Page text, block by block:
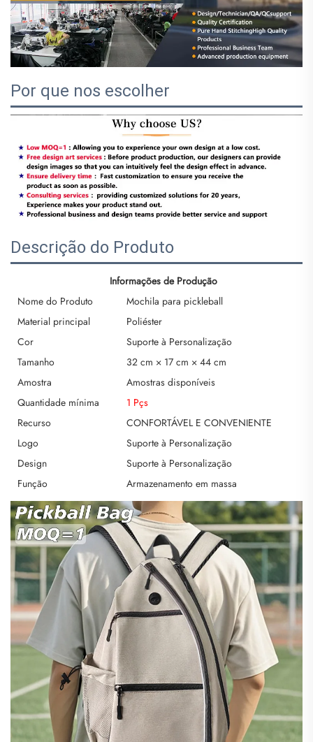
Por que nos escolher
Descrição do Produto
Informações de Produção
Nome do Produto
Mochila para pickleball
Material principal
Poliéster
Cor
Suporte à Personalização
Tamanho
32 cm × 17 cm × 44 cm
Amostra
Amostras disponíveis
Quantidade mínima
1 Pçs
Recurso
CONFORTÁVEL E CONVENIENTE
Logo
Suporte à Personalização
Design
Suporte à Personalização
Função
Armazenamento em massa